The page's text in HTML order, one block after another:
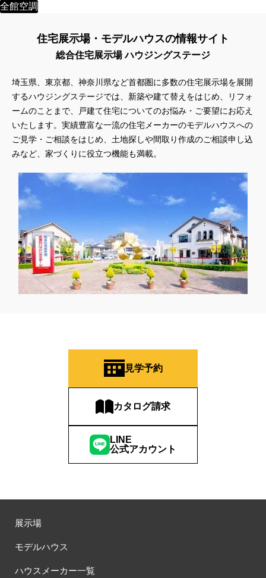
全館空調
住宅展示場・モデルハウスの情報サイト
総合住宅展示場 ハウジングステージ
埼玉県、東京都、神奈川県など首都圏に多数の住宅展示場を展開
するハウジングステージでは、新築や建て替えをはじめ、リフォ
ームのことまで、戸建て住宅についてのお悩み・ご要望にお応え
いたします。実績豊富な一流の住宅メーカーのモデルハウスへの
ご見学・ご相談をはじめ、土地探しや間取り作成のご相談申し込
みなど、家づくりに役立つ機能も満載。
見学予約
カタログ請求
LINE
公式アカウント
展示場
モデルハウス
ハウスメーカー一覧